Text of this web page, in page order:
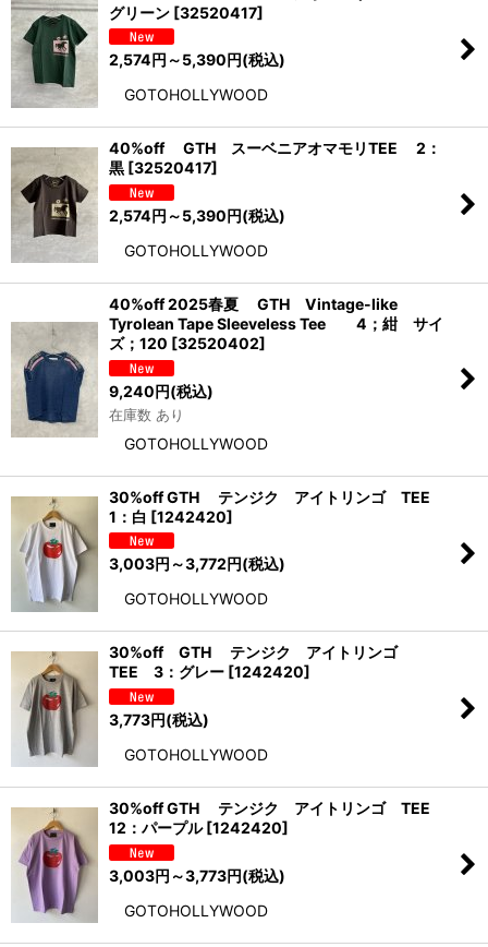
グリーン [32520417]
2,574円 ～5,390円(税込)
GOTOHOLLYWOOD
40%off GTH スーベニアオマモリTEE 2：
黒 [32520417]
2,574円 ～5,390円(税込)
GOTOHOLLYWOOD
40%off 2025春夏 GTH Vintage-like
Tyrolean Tape Sleeveless Tee 4；紺 サイ
ズ；120 [32520402]
9,240円(税込)
在庫数 あり
GOTOHOLLYWOOD
30%off GTH テンジク アイトリンゴ TEE
1：白 [1242420]
3,003円 ～3,772円(税込)
GOTOHOLLYWOOD
30%off GTH テンジク アイトリンゴ
TEE 3：グレー [1242420]
3,773円(税込)
GOTOHOLLYWOOD
30%off GTH テンジク アイトリンゴ TEE
12：パープル [1242420]
3,003円 ～3,773円(税込)
GOTOHOLLYWOOD